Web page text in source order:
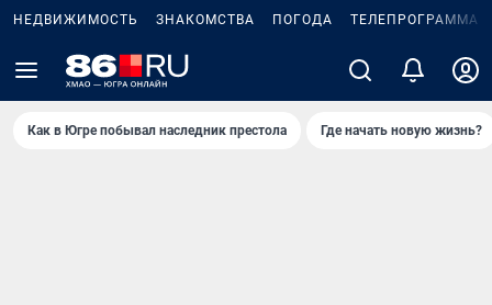
НЕДВИЖИМОСТЬ ЗНАКОМСТВА ПОГОДА ТЕЛЕПРОГРАММА
Как в Югре побывал наследник престола Где начать новую жизнь?